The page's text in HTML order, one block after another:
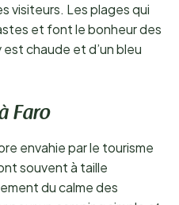
visiteurs. Les plages qui
et font le bonheur des
chaude et d’un bleu
Faro
envahie par le tourisme
souvent à taille
du calme des